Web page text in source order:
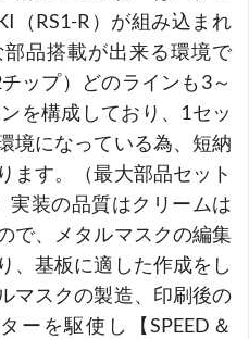
（RS1-R）が組み込まれ
品搭載が出来る環境で
ップ）どのラインも3～
を構成しており、1セッ
境になっている為、短納
ます。（最大部品セット
実装の品質はクリームは
で、メタルマスクの編集
、基板に適した作成をし
マスクの製造、印刷後の
ーを駆使し【SPEED＆